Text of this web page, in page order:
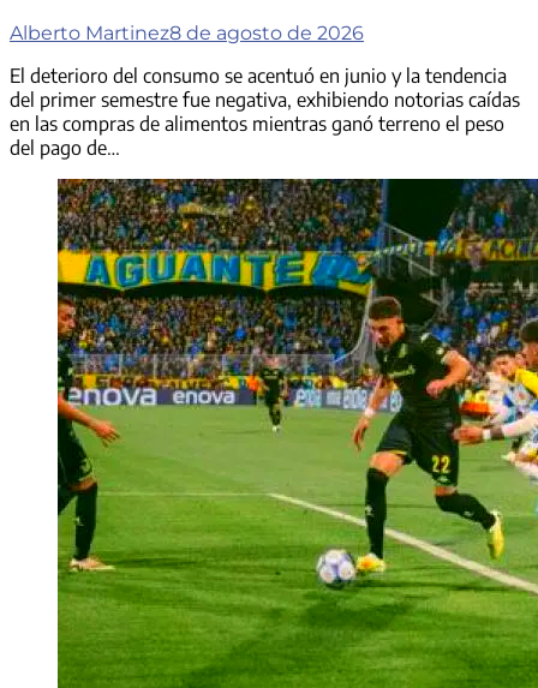
Alberto Martinez8 de agosto de 2026
El deterioro del consumo se acentuó en junio y la tendencia
del primer semestre fue negativa, exhibiendo notorias caídas
en las compras de alimentos mientras ganó terreno el peso
del pago de…